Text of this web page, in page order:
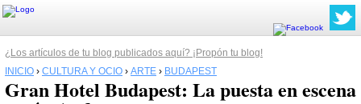
¿Los artículos de tu blog publicados aquí? ¡Propón tu blog!
INICIO › CULTURA Y OCIO › ARTE › BUDAPEST
Gran Hotel Budapest: La puesta en escena